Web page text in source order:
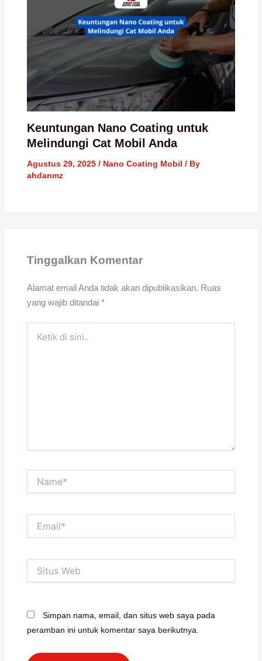
Keuntungan Nano Coating untuk
Melindungi Cat Mobil Anda
Agustus 29, 2025 / Nano Coating Mobil / By
ahdanmz
Tinggalkan Komentar
Alamat email Anda tidak akan dipublikasikan. Ruas
yang wajib ditandai *
Web
Simpan nama, email, dan situs web saya pada
peramban ini untuk komentar saya berikutnya.